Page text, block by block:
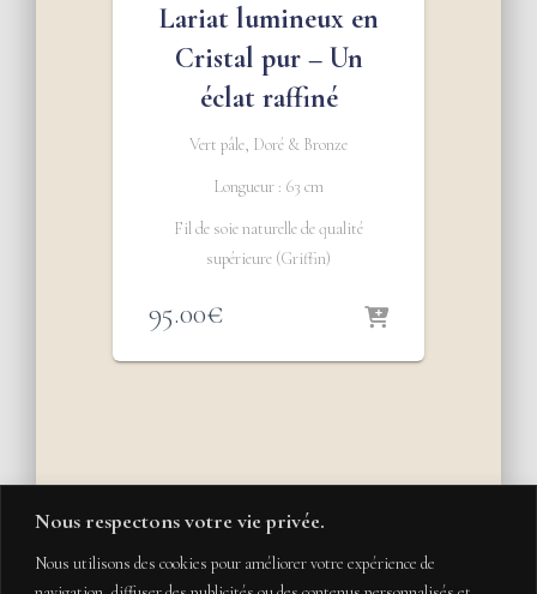
Nous respectons votre vie privée.
Nous utilisons des cookies pour améliorer votre expérience de
Lariat lumineux en
Cristal pur – Un
éclat raffiné
Vert pâle, Doré & Bronze
Longueur : 63 cm
Fil de soie naturelle de qualité
supérieure (Griffin)
95.00€